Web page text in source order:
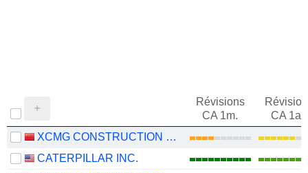
Révisions
CA 1m.
CA 1an
XCMG CONSTRUCTION MACHINERY CO., LTD.
CATERPILLAR INC.